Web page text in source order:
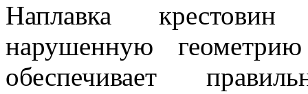
Наплавка крестовин
нарушенную
обеспечивает